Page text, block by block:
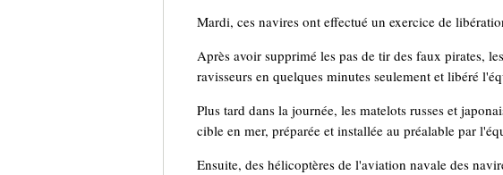
Mardi, ces navires ont effectué un exercice de
Après avoir supprimé les pas de tir des faux pirates,
ravisseurs en quelques minutes seulement et libéré
Plus tard dans la journée, les matelots russes et
cible en mer, préparée et installée au préalable par
Ensuite, des hélicoptères de l'aviation navale des